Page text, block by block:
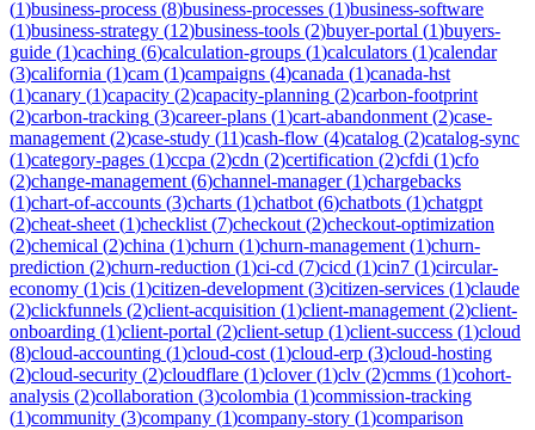
(1)business-process (8)business-processes (1)business-software
(1)business-strategy (12)business-tools (2)buyer-portal (1)buyers-
guide (1)caching (6)calculation-groups (1)calculators (1)calendar
(3)california (1)cam (1)campaigns (4)canada (1)canada-hst
(1)canary (1)capacity (2)capacity-planning (2)carbon-footprint
(2)carbon-tracking (3)career-plans (1)cart-abandonment (2)case-
management (2)case-study (11)cash-flow (4)catalog (2)catalog-sync
(1)category-pages (1)ccpa (2)cdn (2)certification (2)cfdi (1)cfo
(2)change-management (6)channel-manager(1)chargebacks
(1)chart-of-accounts (3)charts (1)chatbot (6)chatbots (1)chatgpt
(2)cheat-sheet (1)checklist (7)checkout (2)checkout-optimization
(2)chemical (2)china (1)churn (1)churn-management (1)churn-
prediction (2)churn-reduction (1)ci-cd (7)cicd (1)cin7 (1)circular-
economy (1)cis (1)citizen-development (3)citizen-services (1)claude
(2)clickfunnels (2)client-acquisition (1)client-management (2)client-
onboarding (1)client-portal (2)client-setup (1)client-success (1)cloud
(8)cloud-accounting (1)cloud-cost (1)cloud-erp (3)cloud-hosting
(2)cloud-security (2)cloudflare (1)clover(1)clv (2)cmms (1)cohort-
analysis (2)collaboration (3)colombia (1)commission-tracking
(1)community (3)company (1)company-story (1)comparison